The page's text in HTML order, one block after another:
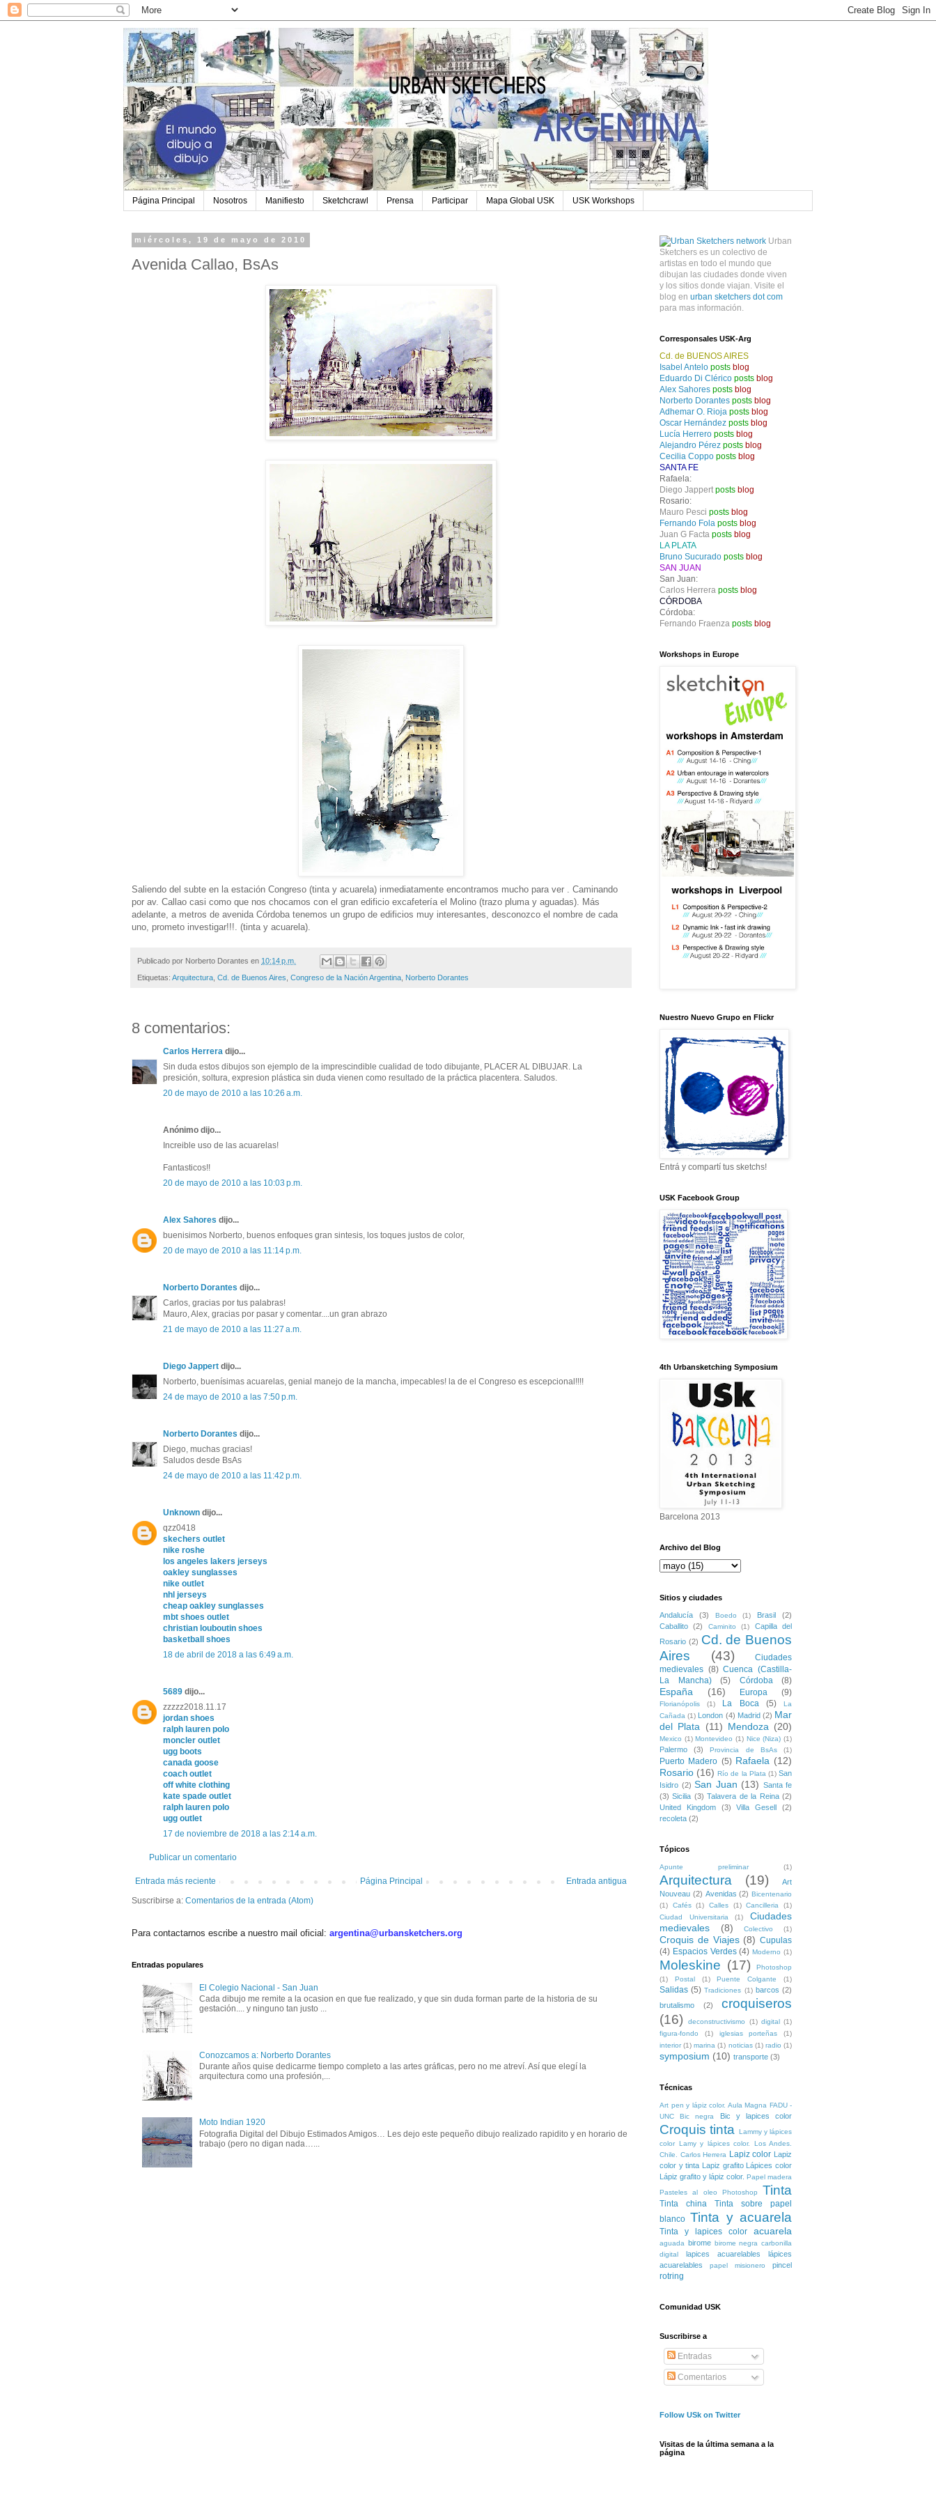
Página Principal Nosotros Manifiesto Sketchcrawl Prensa Participar Mapa Global USK USK Workshops
miércoles, 19 de mayo de 2010
Avenida Callao, BsAs
Saliendo del subte en la estación Congreso (tinta y acuarela) inmediatamente encontramos mucho para ver . Caminando
por av. Callao casi como que nos chocamos con el gran edificio excafetería el Molino (trazo pluma y aguadas). Más
adelante, a metros de avenida Córdoba tenemos un grupo de edificios muy interesantes, desconozco el nombre de cada
uno, prometo investigar!!!. (tinta y acuarela).
Publicado por Norberto Dorantes en 10:14 p.m.
Etiquetas: Arquitectura, Cd. de Buenos Aires, Congreso de la Nación Argentina, Norberto Dorantes
8 comentarios:
Carlos Herrera dijo...
Sin duda estos dibujos son ejemplo de la imprescindible cualidad de todo dibujante, PLACER AL DIBUJAR. La
presición, soltura, expresion plástica sin duda vienen como resultado de la práctica placentera. Saludos.
20 de mayo de 2010 a las 10:26 a.m.
Anónimo dijo...
Increible uso de las acuarelas!
Fantasticos!!
20 de mayo de 2010 a las 10:03 p.m.
Alex Sahores dijo...
buenisimos Norberto, buenos enfoques gran sintesis, los toques justos de color,
20 de mayo de 2010 a las 11:14 p.m.
Norberto Dorantes dijo...
Carlos, gracias por tus palabras!
Mauro, Alex, gracias por pasar y comentar....un gran abrazo
21 de mayo de 2010 a las 11:27 a.m.
Diego Jappert dijo...
Norberto, buenísimas acuarelas, genial manejo de la mancha, impecables! la de el Congreso es escepcional!!!!
24 de mayo de 2010 a las 7:50 p.m.
Norberto Dorantes dijo...
Diego, muchas gracias!
Saludos desde BsAs
24 de mayo de 2010 a las 11:42 p.m.
Unknown dijo...
qzz0418
skechers outlet
nike roshe
los angeles lakers jerseys
oakley sunglasses
nike outlet
nhl jerseys
cheap oakley sunglasses
mbt shoes outlet
christian louboutin shoes
basketball shoes
18 de abril de 2018 a las 6:49 a.m.
5689 dijo...
zzzzz2018.11.17
jordan shoes
ralph lauren polo
moncler outlet
ugg boots
canada goose
coach outlet
off white clothing
kate spade outlet
ralph lauren polo
ugg outlet
17 de noviembre de 2018 a las 2:14 a.m.
Publicar un comentario
Entrada más reciente Entrada antigua
Página Principal
Suscribirse a: Comentarios de la entrada (Atom)
Para contactarnos escribe a nuestro mail oficial: argentina@urbansketchers.org
Entradas populares
El Colegio Nacional - San Juan
Cada dibujo me remite a la ocasion en que fue realizado, y que sin duda forman parte de la historia de su
gestación.... y ninguno tan justo ...
Conozcamos a: Norberto Dorantes
Durante años quise dedicarme tiempo completo a las artes gráficas, pero no me atreví. Así que elegí la
arquitectura como una profesión,...
Moto Indian 1920
Fotografia Digital del Dibujo Estimados Amigos… Les dejo este pequeño dibujo realizado rapidito y en horario de
trabajo (pero no digan nada…...
Urban
Sketchers es un colectivo de
artistas en todo el mundo que
dibujan las ciudades donde viven
y los sitios donde viajan. Visite el
blog en urban sketchers dot com
para mas información.
Corresponsales USK-Arg
Cd. de BUENOS AIRES
Isabel Antelo posts blog
Eduardo Di Clérico posts blog
Alex Sahores posts blog
Norberto Dorantes posts blog
Adhemar O. Rioja posts blog
Oscar Hernández posts blog
Lucía Herrero posts blog
Alejandro Pérez posts blog
Cecilia Coppo posts blog
SANTA FE
Rafaela:
Diego Jappert posts blog
Rosario:
Mauro Pesci posts blog
Fernando Fola posts blog
Juan G Facta posts blog
LA PLATA
Bruno Sucurado posts blog
SAN JUAN
San Juan:
Carlos Herrera posts blog
CÓRDOBA
Córdoba:
Fernando Fraenza posts blog
Workshops in Europe
Nuestro Nuevo Grupo en Flickr
Entrá y compartí tus sketchs!
USK Facebook Group
4th Urbansketching Symposium
Barcelona 2013
Archivo del Blog
Sitios y ciudades
Andalucía (3) Boedo (1) Brasil
(2)
Caballito
(2) Caminito (1)
Capilla del
Rosario (2) Cd. de Buenos
Aires
(43)
Ciudades
medievales (8) Cuenca (Castilla-
La Mancha)
(5) Córdoba (8)
España (16) Europa (9)
Florianópolis (1) La Boca (5)
La
Cañada (1) London (4) Madrid (2) Mar
del Plata (11) Mendoza (20)
Mexico (1) Montevideo (1) Nice (Niza) (1)
Palermo (3) Provincia de BsAs (1)
Puerto Madero (5) Rafaela (12)
Rosario (16) Río de la Plata (1) San
Isidro (2) San Juan (13) Santa fe
(3) Sicilia (3) Talavera de la Reina (2)
United Kingdom
(3) Villa Gesell
(2)
recoleta (2)
Tópicos
Apunte preliminar (1)
Arquitectura (19)
Art
Nouveau (2) Avenidas (2) Bicentenario
(1)
Cafés (1) Calles (1) Cancilleria
(1)
Ciudad Universitaria
(1)
Ciudades
medievales
(8) Colectivo (1)
Croquis de Viajes (8) Cupulas
(4) Espacios Verdes (4) Moderno (1)
Moleskine (17)
Photoshop
(1)
Postal (1) Puente Colgante (1)
Salidas (5) Tradiciones (1) barcos (2)
brutalismo
(2)
croquiseros
(16)
deconstructivismo (1) digital
(1)
figura-fondo
(1) iglesias porteñas
(1)
interior (1) marina (1) noticias (1) radio (1)
symposium (10) transporte (3)
Técnicas
Art pen y lápiz color. Aula Magna FADU -
UNC
Bic negra Bic y lapices color
Croquis tinta
Lammy y lápices
color
Lamy y lápices color. Los Andes.
Chile. Carlos Herrera Lapiz color
Lapiz
color y tinta
Lapiz grafito
Lápices color
Lápiz grafito y lápiz color. Papel madera
Pasteles al oleo
Photoshop Tinta
Tinta china
Tinta sobre papel
blanco Tinta y acuarela
Tinta y lapices color acuarela
aguada birome birome negra carbonilla
digital
lapices acuarelables
lápices
acuarelables
papel misionero pincel
rotring
Comunidad USK
Suscribirse a
Entradas
Comentarios
Follow USk on Twitter
Visitas de la última semana a la
página